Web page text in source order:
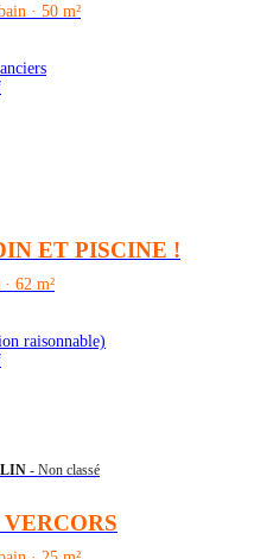
· 50 m²
ET PISCINE !
62 m²
raisonnable)
- Non classé